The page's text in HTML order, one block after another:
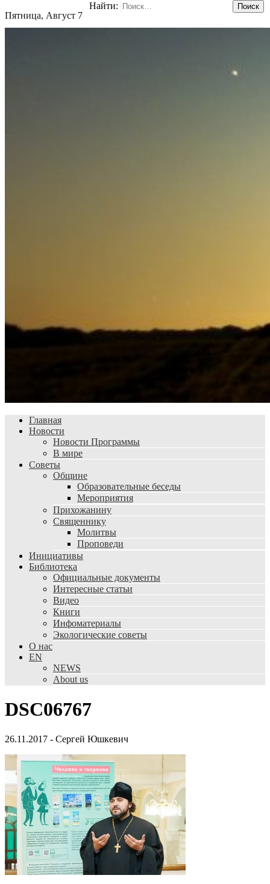
Пятница, Август 7
Найти:
Главная
Новости
Новости Программы
В мире
Советы
Общине
Образовательные беседы
Мероприятия
Прихожанину
Священнику
Молитвы
Проповеди
Инициативы
Библиотека
Официальные документы
Интересные статьи
Видео
Книги
Инфоматериалы
Экологические советы
О нас
EN
NEWS
About us
DSC06767
26.11.2017 - Сергей Юшкевич